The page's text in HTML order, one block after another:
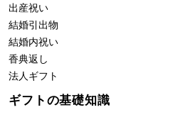
出産祝い
結婚引出物
結婚内祝い
香典返し
法人ギフト
ギフトの基礎知識